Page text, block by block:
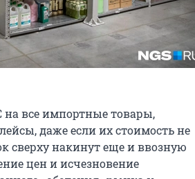
на все импортные товары,
даже если их стоимость не
сверху накинут еще и ввозную
цен и исчезновение